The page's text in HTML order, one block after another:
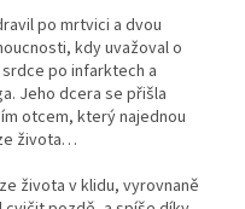
po mrtvici a dvou
kdy uvažoval o
po infarktech a
Jeho dcera se přišla
otcem, který najednou
života…
života v klidu, vyrovnaně